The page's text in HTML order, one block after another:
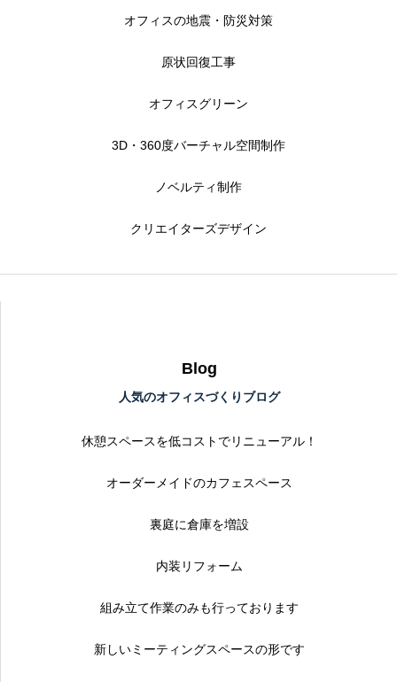
オフィスの地震・防災対策
原状回復工事
オフィスグリーン
3D・360度バーチャル空間制作
ノベルティ制作
クリエイターズデザイン
Blog
人気のオフィスづくりブログ
休憩スペースを低コストでリニューアル！
オーダーメイドのカフェスペース
裏庭に倉庫を増設
内装リフォーム
組み立て作業のみも行っております
新しいミーティングスペースの形です